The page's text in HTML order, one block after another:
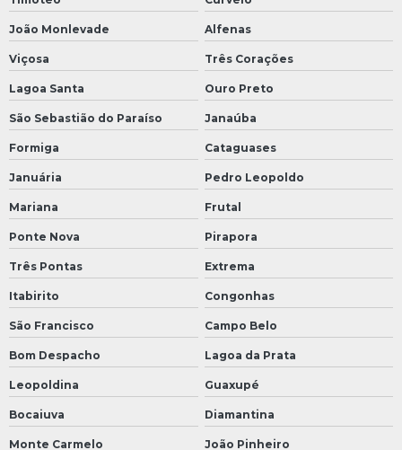
João Monlevade Alfenas
Viçosa Três Corações
Lagoa Santa Ouro Preto
São Sebastião do Paraíso Janaúba
Formiga Cataguases
Januária Pedro Leopoldo
Mariana Frutal
Ponte Nova Pirapora
Três Pontas Extrema
Itabirito Congonhas
São Francisco Campo Belo
Bom Despacho Lagoa da Prata
Leopoldina Guaxupé
Bocaiuva Diamantina
Monte Carmelo João Pinheiro